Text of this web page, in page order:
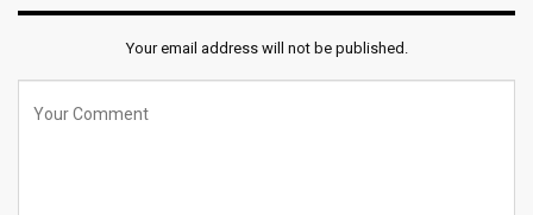
Your email address will not be published.